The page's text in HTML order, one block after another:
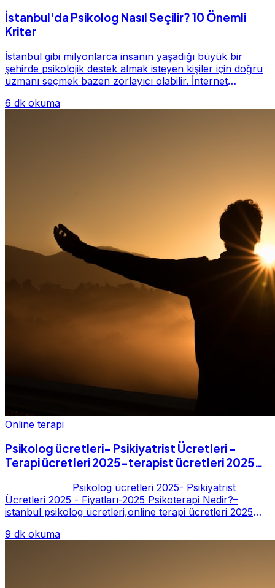
İstanbul'da Psikolog Nasıl Seçilir? 10 Önemli
Kriter
İstanbul gibi milyonlarca insanın yaşadığı büyük bir
şehirde psikolojik destek almak isteyen kişiler için doğru
uzmanı seçmek bazen zorlayıcı olabilir. İnternet
6 dk okuma
Online terapi
Psikolog ücretleri- Psikiyatrist Ücretleri -
Terapi ücretleri 2025-terapist ücretleri 2025-
Psikolog ücretleri 2025- Psikiyatrist
Ücretleri 2025 - Fiyatları-2025 Psikoterapi Nedir?–
istanbul psikolog ücretleri,online terapi ücretleri 2025
9 dk okuma